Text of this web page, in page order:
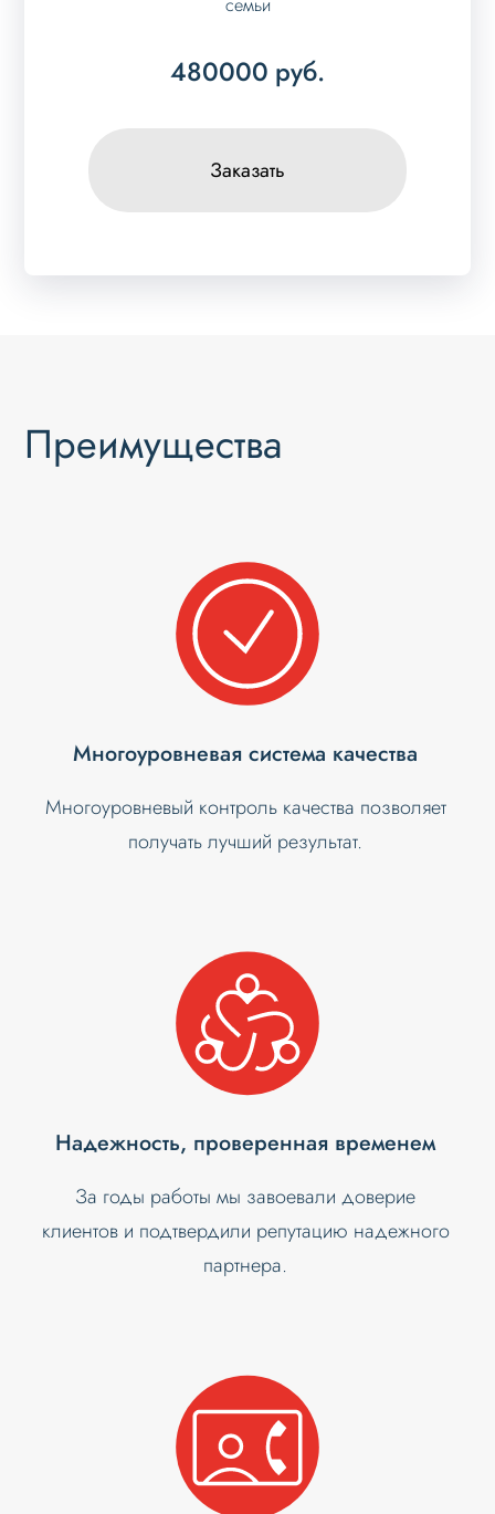
480000 руб.
Заказать
Преимущества
Многоуровневая система качества
Многоуровневый контроль качества позволяет
получать лучший результат.
Надежность, проверенная временем
За годы работы мы завоевали доверие
клиентов и подтвердили репутацию надежного
партнера.